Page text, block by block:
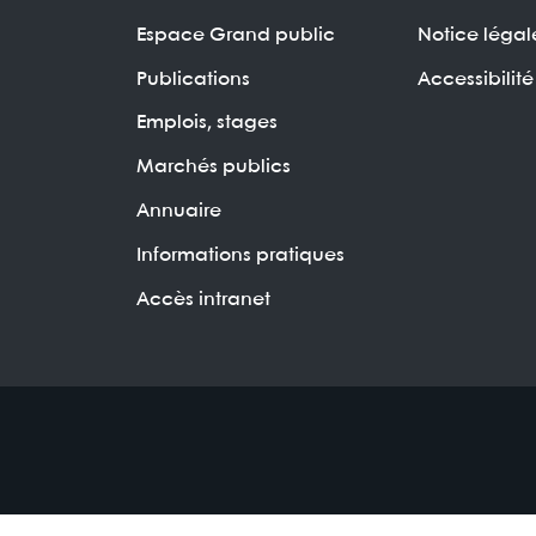
Espace Grand public
Publications
Emplois, stages
Marchés publics
Annuaire
Informations pratiques
Accès intranet
Notice
Accessibilité